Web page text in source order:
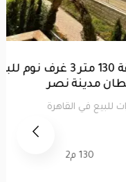
مثلث ماسبيرو مكتب للبيع 75 متر بأقساط